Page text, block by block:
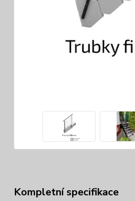
Kompletní specifikace